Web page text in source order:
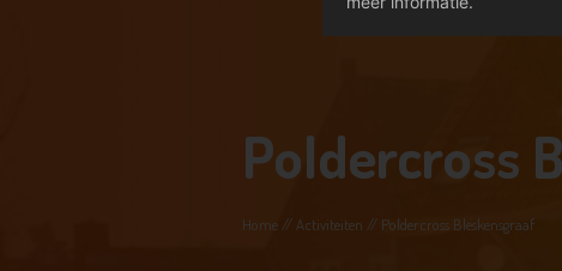
Poldercross
Home // Activiteiten // Poldercross Bleskensgraaf